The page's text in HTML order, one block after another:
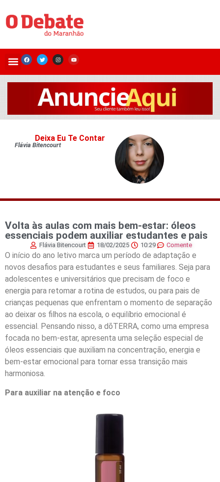
Deixa Eu Te Contar
Flávia Bitencourt
Volta às aulas com mais bem-estar: óleos
essenciais podem auxiliar estudantes e pais
Flávia Bitencourt 18/02/2025 10:29 Comente
O início do ano letivo marca um período de adaptação e
novos desafios para estudantes e seus familiares. Seja para
adolescentes e universitários que precisam de foco e
energia para retomar a rotina de estudos, ou para pais de
crianças pequenas que enfrentam o momento de separação
ao deixar os filhos na escola, o equilíbrio emocional é
essencial. Pensando nisso, a dōTERRA, como uma empresa
focada no bem-estar, apresenta uma seleção especial de
óleos essenciais que auxiliam na concentração, energia e
bem-estar emocional para tornar essa transição mais
harmoniosa.
Para auxiliar na atenção e foco